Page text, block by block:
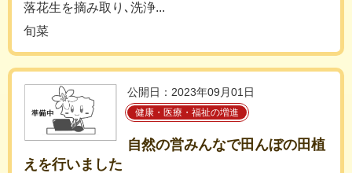
落花生を摘み取り､洗浄...
旬菜
公開日：2023年09月01日
健康・医療・福祉の増進
自然の営みんなで田んぼの田植
えを行いました